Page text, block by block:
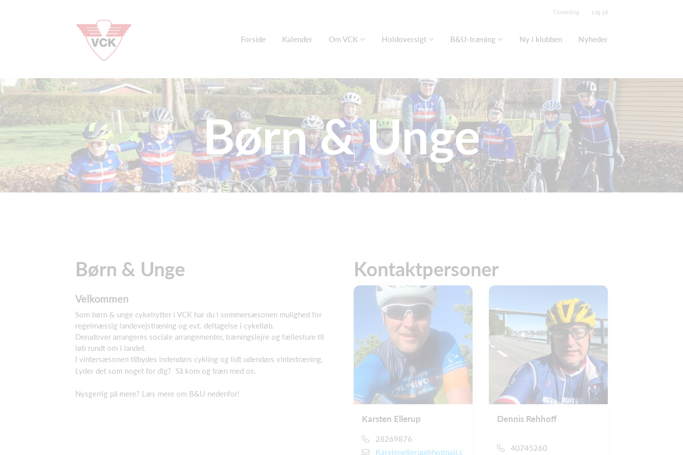
Tilmelding Log på
Forside Kalender Om VCK Holdoversigt B&U-træning Ny i klubben Nyheder
Børn & Unge
Børn & Unge
Velkommen
Som børn & unge cykelrytter i VCK har du i sommersæsonen mulighed for
regelmæssig landevejstræning og evt. deltagelse i cykelløb.
Derudover arrangeres sociale arrangementer, træningslejre og fællesture til
løb rundt om i landet.
I vintersæsonen tilbydes indendørs cykling og lidt udendørs vintertræning.
Lyder det som noget for dig? Så kom og træn med os.
Nysgerrig på mere? Læs mere om B&U nedenfor!
Kontaktpersoner
Karsten Ellerup
28269876
Karstenellerup@hotmail.c
Dennis Rehhoff
40745260